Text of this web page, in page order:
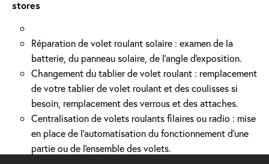
stores
Réparation de volet roulant solaire : examen de la
batterie, du panneau solaire, de l'angle d'exposition.
Changement du tablier de volet roulant : remplacement
de votre tablier de volet roulant et des coulisses si
besoin, remplacement des verrous et des attaches.
Centralisation de volets roulants filaires ou radio : mise
en place de l'automatisation du fonctionnement d’une
partie ou de l'ensemble des volets.